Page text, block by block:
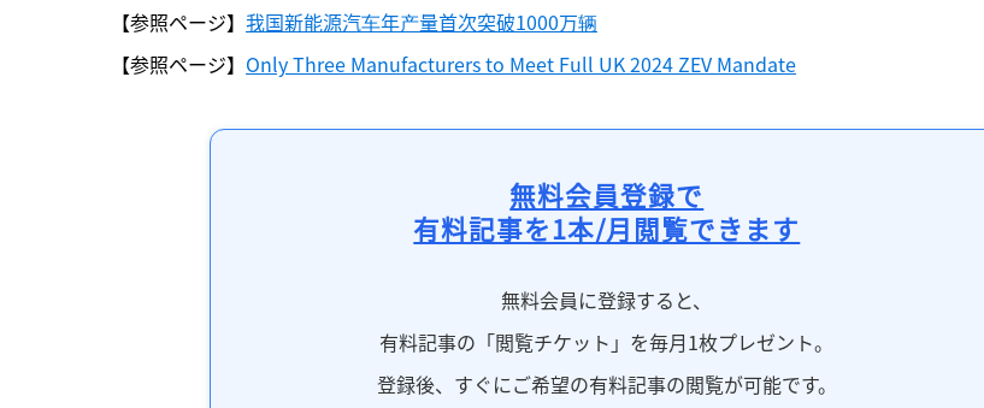
【参照ページ】 我国新能源汽车年产量首次突破1000万辆
【参照ページ】 Only Three Manufacturers to Meet Full UK 2024 ZEV Mandate
無料会員登録で
有料記事を1本/月閲覧できます
無料会員に登録すると、
有料記事の「閲覧チケット」を毎月1枚プレゼント。
登録後、すぐにご希望の有料記事の閲覧が可能です。
ログイン